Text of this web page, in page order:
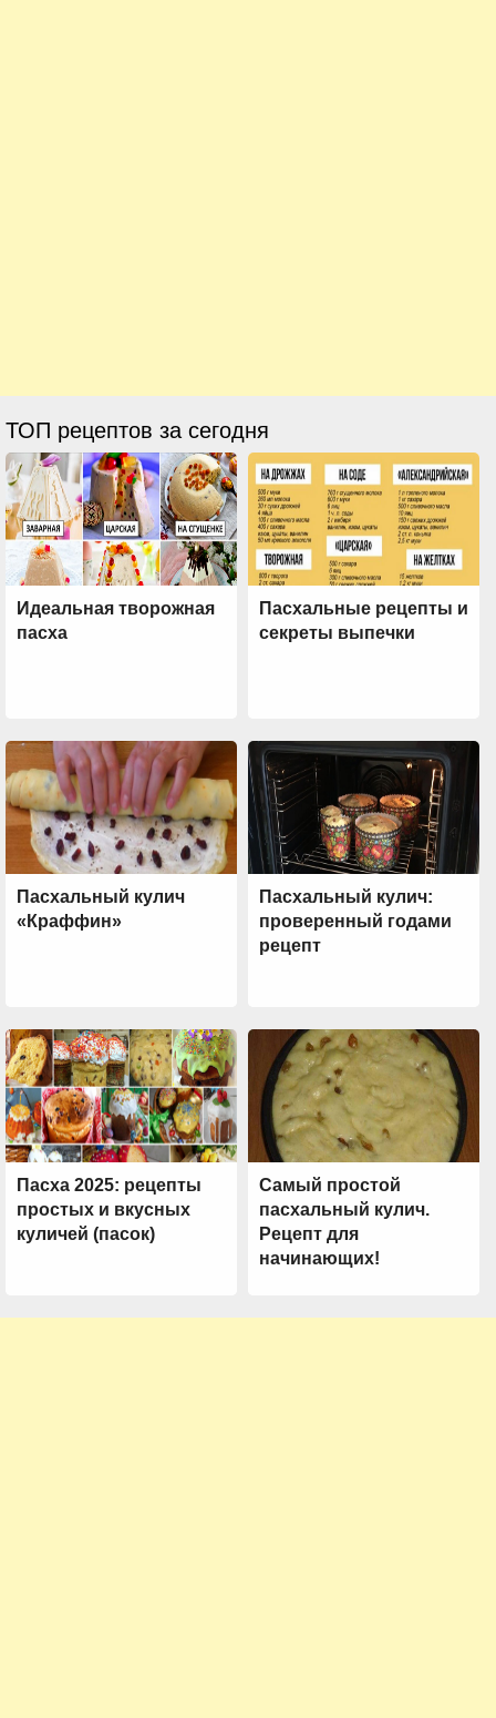
ТОП рецептов за сегодня
Идеальная творожная
пасха
Пасхальные рецепты и
секреты выпечки
Пасхальный кулич
«Краффин»
Пасхальный кулич:
проверенный годами
рецепт
Пасха 2025: рецепты
простых и вкусных
куличей (пасок)
Самый простой
пасхальный кулич.
Рецепт для
начинающих!